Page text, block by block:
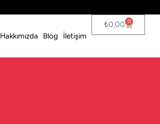
Hakkımızda Blog İletişim
₺0,00 0